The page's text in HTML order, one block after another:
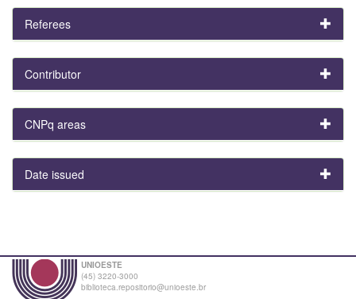
Referees
Contributor
CNPq areas
Date issued
UNIOESTE
(45) 3220-3000
biblioteca.repositorio@unioeste.br